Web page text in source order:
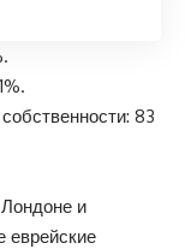
83
и
еврейские